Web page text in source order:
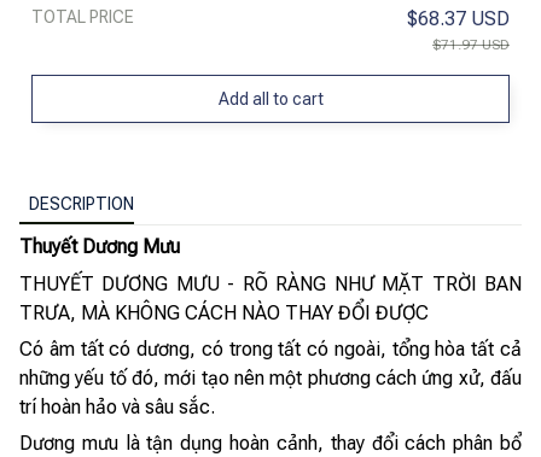
TOTAL PRICE $68.37 USD
$71.97 USD
Add all to cart
DESCRIPTION
Thuyết Dương Mưu
THUYẾT DƯƠNG MƯU - RÕ RÀNG NHƯ MẶT TRỜI BAN
TRƯA, MÀ KHÔNG CÁCH NÀO THAY ĐỔI ĐƯỢC
Có âm tất có dương, có trong tất có ngoài, tổng hòa tất cả
những yếu tố đó, mới tạo nên một phương cách ứng xử, đấu
trí hoàn hảo và sâu sắc.
Dương mưu là tận dụng hoàn cảnh, thay đổi cách phân bổ